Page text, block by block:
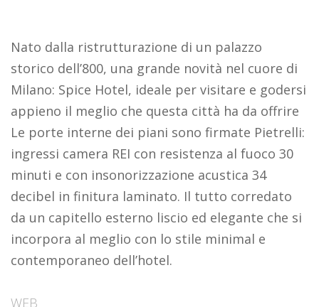
Nato dalla ristrutturazione di un palazzo
storico dell’800, una grande novità nel cuore di
Milano: Spice Hotel, ideale per visitare e godersi
appieno il meglio che questa città ha da offrire
Le porte interne dei piani sono firmate Pietrelli:
ingressi camera REI con resistenza al fuoco 30
minuti e con insonorizzazione acustica 34
decibel in finitura laminato. Il tutto corredato
da un capitello esterno liscio ed elegante che si
incorpora al meglio con lo stile minimal e
contemporaneo dell’hotel.
WEB